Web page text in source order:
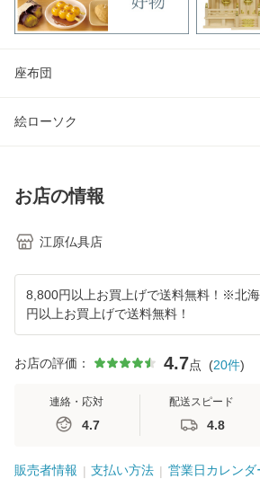
座布団
絵ローソク
お店の情報
江原仏具店
8,800円以上お買上げで送料無料！※北
円以上お買上げで送料無料！
お店の評価： 4.7点 (20件)
連絡・応対
4.7
配送スピード
4.8
販売者情報 支払い方法 営業日カレンダ